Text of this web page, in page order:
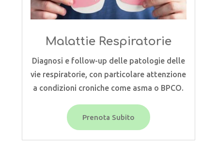
Malattie Respiratorie
Diagnosi e follow-up delle patologie delle
vie respiratorie, con particolare attenzione
a condizioni croniche come asma o BPCO.
Prenota Subito